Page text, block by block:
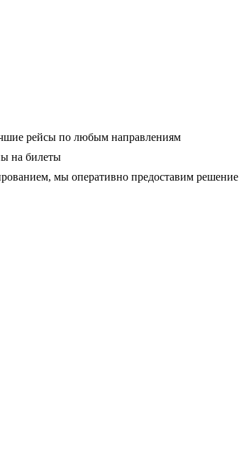
рейсы по любым направлениям
на билеты
мы оперативно предоставим решение